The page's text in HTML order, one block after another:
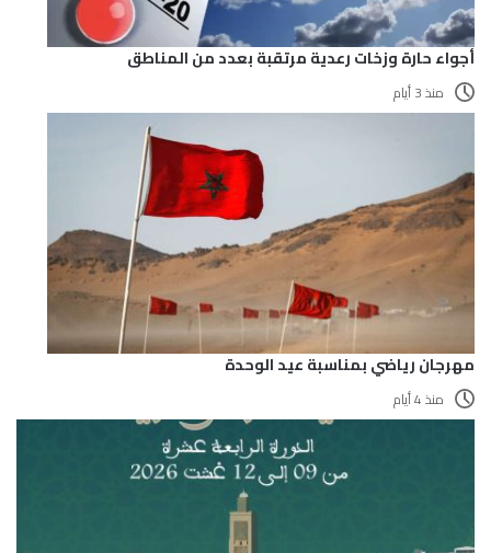
أجواء حارة وزخات رعدية مرتقبة بعدد من المناطق
منذ 3 أيام
مهرجان رياضي بمناسبة عيد الوحدة
منذ 4 أيام